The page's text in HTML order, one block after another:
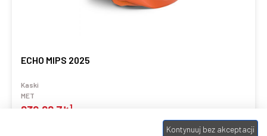
ECHO MIPS 2025
Kaski
MET
239,00 ZŁ1
Kontynuuj bez akceptacji